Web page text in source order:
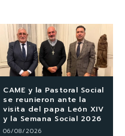
CAME y la Pastoral Social
se reunieron ante la
visita del papa León XIV
y la Semana Social 2026
06/08/2026